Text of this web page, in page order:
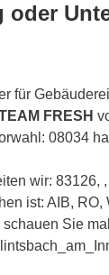
oder
für
FRESH
08034
wir: 83126,
ist: AIB,
Sie